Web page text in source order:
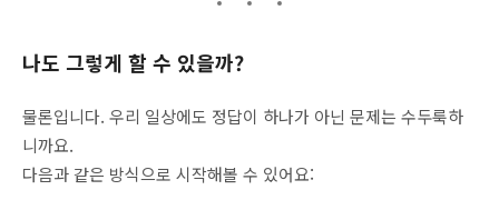
나도 그렇게 할 수 있을까?
물론입니다. 우리 일상에도 정답이 하나가 아닌 문제는 수두룩하
니까요.
다음과 같은 방식으로 시작해볼 수 있어요: